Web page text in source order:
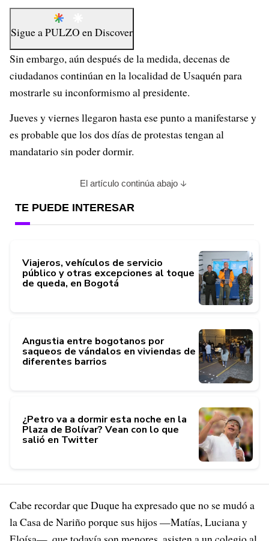
Sigue aPULZO enDiscover
Sin embargo, aún después de la medida, decenas de
ciudadanos continúan en la localidad de Usaquén para
mostrarle su inconformismo al presidente.
Jueves y viernes llegaron hasta ese punto a manifestarse y
es probable que los dos días de protestas tengan al
mandatario sin poder dormir.
El artículo continúa abajo
TE PUEDE INTERESAR
Viajeros, vehículos de servicio
público y otras excepciones al toque
de queda, en Bogotá
Angustia entre bogotanos por
saqueos de vándalos en viviendas de
diferentes barrios
¿Petro va a dormir esta noche en la
Plaza de Bolívar? Vean con lo que
salió en Twitter
Cabe recordar que Duque ha expresado que no se mudó a
la Casa de Nariño porque sus hijos —Matías, Luciana y